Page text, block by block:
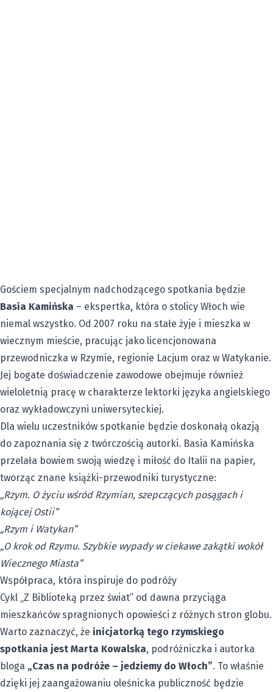
Gościem specjalnym nadchodzącego spotkania będzie
Basia Kamińska – ekspertka, która o stolicy Włoch wie
niemal wszystko. Od 2007 roku na stałe żyje i mieszka w
wiecznym mieście, pracując jako licencjonowana
przewodniczka w Rzymie, regionie Lacjum oraz w Watykanie.
Jej bogate doświadczenie zawodowe obejmuje również
wieloletnią pracę w charakterze lektorki języka angielskiego
oraz wykładowczyni uniwersyteckiej.
Dla wielu uczestników spotkanie będzie doskonałą okazją
do zapoznania się z twórczością autorki. Basia Kamińska
przelała bowiem swoją wiedzę i miłość do Italii na papier,
tworząc znane książki-przewodniki turystyczne:
„Rzym. O życiu wśród Rzymian, szepczących posągach i
kojącej Ostii”
„Rzym i Watykan”
„O krok od Rzymu. Szybkie wypady w ciekawe zakątki wokół
Wiecznego Miasta”
Współpraca, która inspiruje do podróży
Cykl „Z Biblioteką przez świat” od dawna przyciąga
mieszkańców spragnionych opowieści z różnych stron globu.
Warto zaznaczyć, że inicjatorką tego rzymskiego
spotkania jest Marta Kowalska, podróżniczka i autorka
bloga „Czas na podróże – jedziemy do Włoch”. To właśnie
dzięki jej zaangażowaniu oleśnicka publiczność będzie